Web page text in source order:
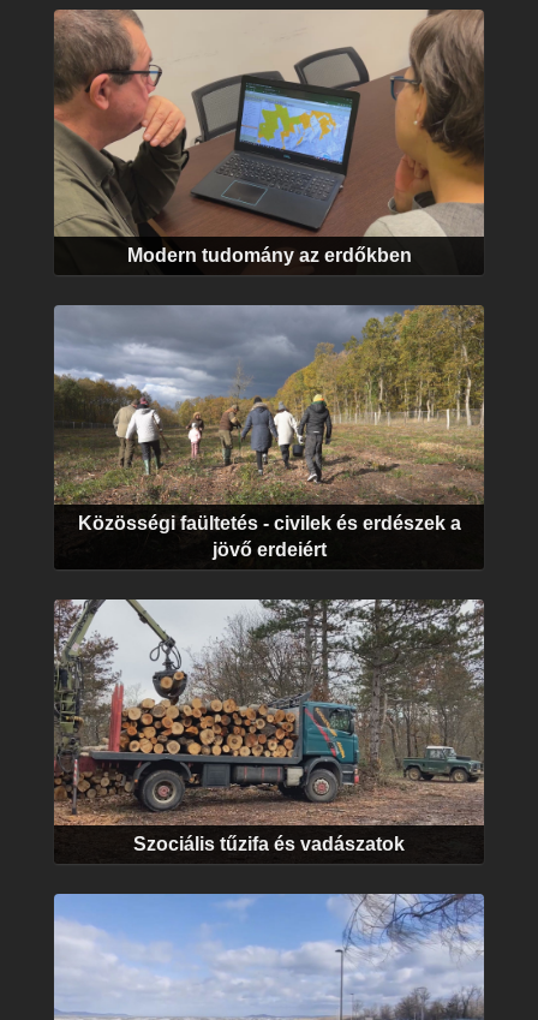
Modern tudomány az erdőkben
Közösségi faültetés - civilek és erdészek a
jövő erdeiért
Szociális tűzifa és vadászatok